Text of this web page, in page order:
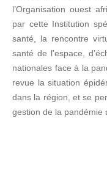
l’Organisation ouest
par cette Institution
santé, la rencontre
santé de l’espace,
nationales face à la
revue la situation
dans la région, et se
gestion de la pandémie